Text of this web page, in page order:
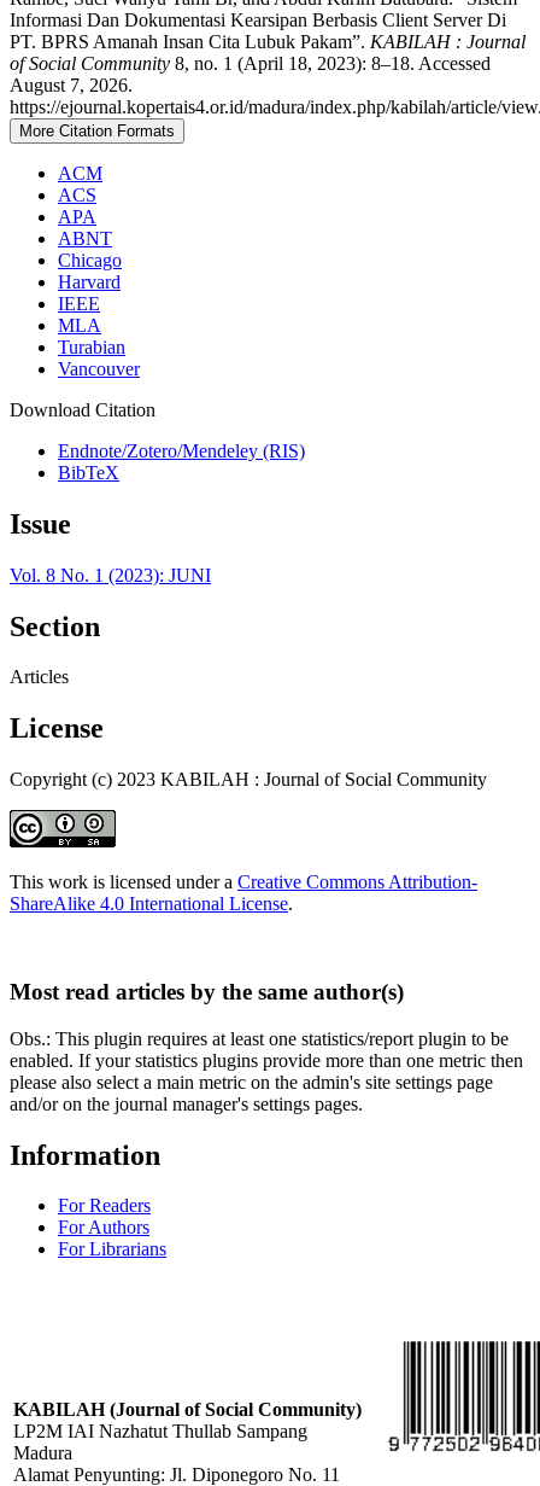
Informasi Dan Dokumentasi Kearsipan Berbasis Client Server Di
PT. BPRS Amanah Insan Cita Lubuk Pakam”. KABILAH : Journal
of Social Community 8, no. 1 (April 18, 2023): 8–18. Accessed
August 7, 2026.
https://ejournal.kopertais4.or.id/madura/index.php/kabilah/article/
More Citation Formats
ACM
ACS
APA
ABNT
Chicago
Harvard
IEEE
MLA
Turabian
Vancouver
Download Citation
Endnote/Zotero/Mendeley (RIS)
BibTeX
Issue
Vol. 8 No. 1 (2023): JUNI
Section
Articles
License
Copyright (c) 2023 KABILAH : Journal of Social Community
This work is licensed under a Creative Commons Attribution-
ShareAlike 4.0 International License.
Most read articles by the same author(s)
Obs.: This plugin requires at least one statistics/report plugin to be
enabled. If your statistics plugins provide more than one metric then
please also select a main metric on the admin's site settings page
and/or on the journal manager's settings pages.
Information
For Readers
For Authors
For Librarians
KABILAH (Journal of Social Community)
LP2M IAI Nazhatut Thullab Sampang
Madura
Alamat Penyunting: Jl. Diponegoro No. 11